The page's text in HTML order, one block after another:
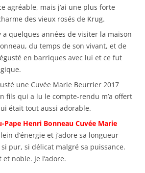
agréable, mais j’ai une plus forte
des vieux rosés de Krug.
a quelques années de visiter la maison
du temps de son vivant, et de
en barriques avec lui et ce fut
une Cuvée Marie Beurrier 2017
fils qui a lu le compte-rendu m’a offert
était tout aussi adorable.
Pape Henri Bonneau Cuvée Marie
d’énergie et j’adore sa longueur
pur, si délicat malgré sa puissance.
noble. Je l’adore.